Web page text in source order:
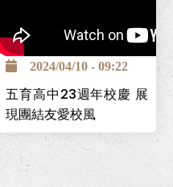
2024/04/10 - 09:22
五育高中23週年校慶 展
現團結友愛校風